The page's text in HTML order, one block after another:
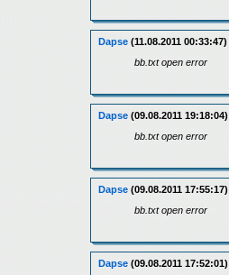
Dapse (11.08.2011 00:33:47)
bb.txt open error
Dapse (09.08.2011 19:18:04)
bb.txt open error
Dapse (09.08.2011 17:55:17)
bb.txt open error
Dapse (09.08.2011 17:52:01)